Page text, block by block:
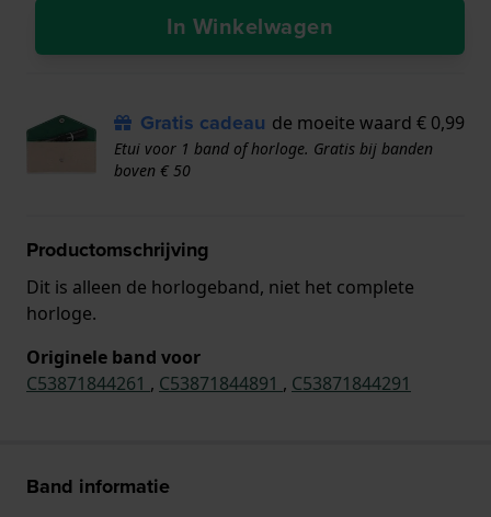
In Winkelwagen
Gratis cadeau de moeite waard € 0,99
Etui voor 1 band of horloge. Gratis bij banden
boven € 50
Productomschrijving
Dit is alleen de horlogeband, niet het complete
horloge.
Originele band voor
C53871844261 , C53871844891 , C53871844291
Band informatie